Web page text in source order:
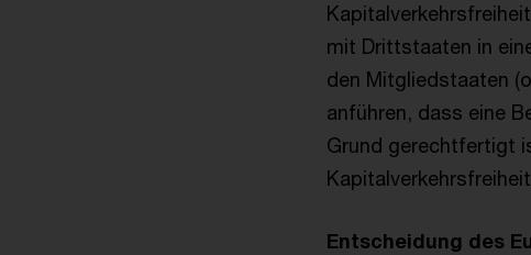
mit Drittstaaten in
den Mitgliedstaaten
anführen, dass eine
Grund gerechtfertigt
Entscheidung des